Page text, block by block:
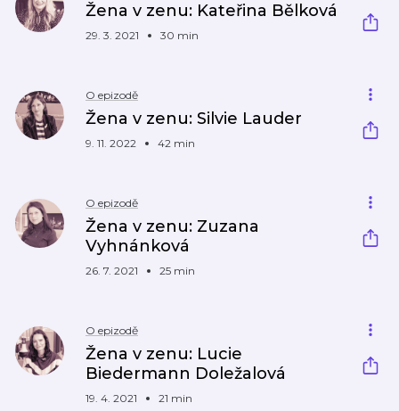
Žena v zenu: Kateřina Bělková
29. 3. 2021 30 min
O epizodě
Žena v zenu: Silvie Lauder
9. 11. 2022 42 min
O epizodě
Žena v zenu: Zuzana
Vyhnánková
26. 7. 2021 25 min
O epizodě
Žena v zenu: Lucie
Biedermann Doležalová
19. 4. 2021 21 min